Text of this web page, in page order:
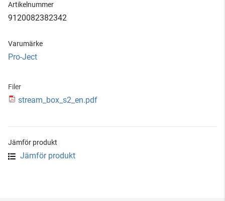
Artikelnummer
9120082382342
Varumärke
Pro-Ject
Filer
stream_box_s2_en.pdf
Jämför produkt
Jämför produkt